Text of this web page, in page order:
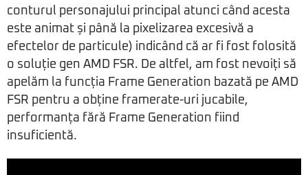
conturul personajului principal atunci când acesta
este animat și până la pixelizarea excesivă a
efectelor de particule) indicând că ar fi fost folosită
o soluție gen AMD FSR. De altfel, am fost nevoiți să
apelăm la funcția Frame Generation bazată pe AMD
FSR pentru a obține framerate-uri jucabile,
performanța fără Frame Generation fiind
insuficientă.